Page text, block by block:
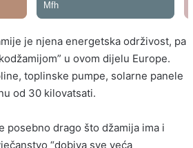
je njena energetska održivost, pa
u ovom dijelu Europe.
toplinske pumpe, solarne panele
od 30 kilovatsati.
posebno drago što džamija ima i
“dobiva sve veća